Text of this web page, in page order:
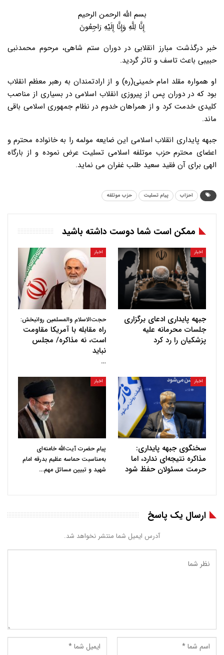
بسم الله الرحمن الرحیم
إِنَّا لِلَّهِ وَإِنَّا إِلَیْهِ رَاجِعُونَ
خبر درگذشت مبارز انقلابی در دوران ستم شاهی، مرحوم محمدنبی
حبیبی باعث تاسف و تاثر گردید.
او همواره مقلد امام خمینی(ره) و از ارادتمندان به رهبر معظم انقلاب
بود که در دوران پس از پیروزی انقلاب اسلامی در بسیاری از مناصب
کلیدی خدمت کرد و از همراهان خدوم در نظام جمهوری اسلامی باقی
ماند.
جبهه پایداری انقلاب اسلامی این ضایعه مولمه را به خانواده محترم و
اعضای محترم حزب موتلفه اسلامی تسلیت عرض نموده و از بارگاه
الهی برای آن فقید سعید طلب غفران می نماید.
احزاب پیام تسلیت حزب موتلفه
ممکن است شما دوست داشته باشید
اخبار
جبهه پایداری ادعای برگزاری
جلسات محرمانه علیه
پزشکیان را رد کرد
اخبار
حجت‌الاسلام والمسلمین روانبخش:
راه مقابله با آمریکا مقاومت
است، نه مذاکره/ مجلس
نباید
…
اخبار
سخنگوی جبهه پایداری:
مذاکره نتیجه‌ای ندارد، اما
حرمت مسئولان حفظ شود
اخبار
پیام حضرت آیت‌الله خامنه‌ای
به‌مناسبت حماسه عظیم بدرقه امام
شهید و تبیین مسائل مهم…
ارسال یک پاسخ
آدرس ایمیل شما منتشر نخواهد شد.